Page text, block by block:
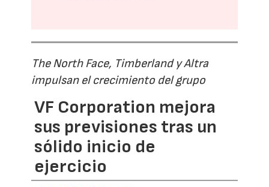
The North Face, Timberland y Altra
impulsan el crecimiento del grupo
VF Corporation mejora
sus previsiones tras un
sólido inicio de
ejercicio